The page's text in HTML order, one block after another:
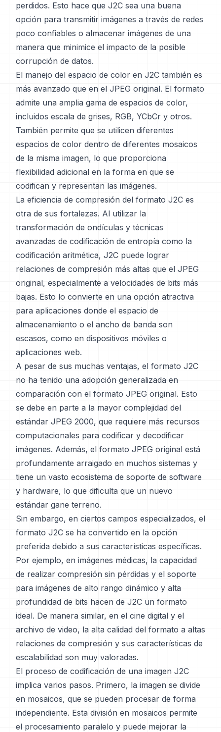
perdidos. Esto hace que J2C sea una buena
opción para transmitir imágenes a través de redes
poco confiables o almacenar imágenes de una
manera que minimice el impacto de la posible
corrupción de datos.
El manejo del espacio de color en J2C también es
más avanzado que en el JPEG original. El formato
admite una amplia gama de espacios de color,
incluidos escala de grises, RGB, YCbCr y otros.
También permite que se utilicen diferentes
espacios de color dentro de diferentes mosaicos
de la misma imagen, lo que proporciona
flexibilidad adicional en la forma en que se
codifican y representan las imágenes.
La eficiencia de compresión del formato J2C es
otra de sus fortalezas. Al utilizar la
transformación de ondículas y técnicas
avanzadas de codificación de entropía como la
codificación aritmética, J2C puede lograr
relaciones de compresión más altas que el JPEG
original, especialmente a velocidades de bits más
bajas. Esto lo convierte en una opción atractiva
para aplicaciones donde el espacio de
almacenamiento o el ancho de banda son
escasos, como en dispositivos móviles o
aplicaciones web.
A pesar de sus muchas ventajas, el formato J2C
no ha tenido una adopción generalizada en
comparación con el formato JPEG original. Esto
se debe en parte a la mayor complejidad del
estándar JPEG 2000, que requiere más recursos
computacionales para codificar y decodificar
imágenes. Además, el formato JPEG original está
profundamente arraigado en muchos sistemas y
tiene un vasto ecosistema de soporte de software
y hardware, lo que dificulta que un nuevo
estándar gane terreno.
Sin embargo, en ciertos campos especializados, el
formato J2C se ha convertido en la opción
preferida debido a sus características específicas.
Por ejemplo, en imágenes médicas, la capacidad
de realizar compresión sin pérdidas y el soporte
para imágenes de alto rango dinámico y alta
profundidad de bits hacen de J2C un formato
ideal. De manera similar, en el cine digital y el
archivo de video, la alta calidad del formato a altas
relaciones de compresión y sus características de
escalabilidad son muy valoradas.
El proceso de codificación de una imagen J2C
implica varios pasos. Primero, la imagen se divide
en mosaicos, que se pueden procesar de forma
independiente. Esta división en mosaicos permite
el procesamiento paralelo y puede mejorar la